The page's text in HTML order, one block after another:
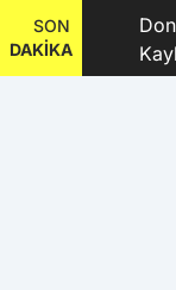
SON
DAKİKA
ve 9